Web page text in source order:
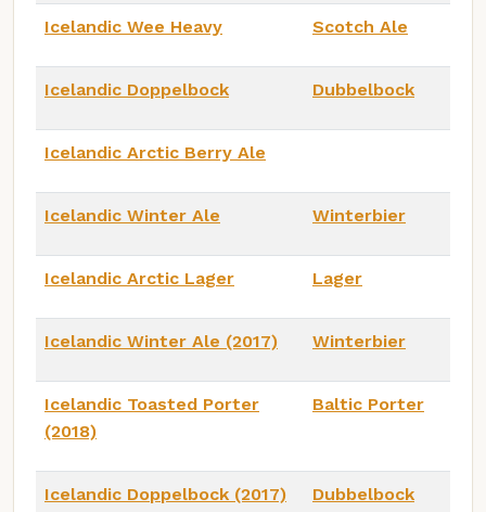
Icelandic Wee Heavy Scotch Ale
Icelandic Doppelbock Dubbelbock
Icelandic Arctic Berry Ale
Icelandic Winter Ale Winterbier
Icelandic Arctic Lager Lager
Icelandic Winter Ale (2017) Winterbier
Icelandic Toasted Porter
(2018)
Baltic Porter
Icelandic Doppelbock (2017) Dubbelbock